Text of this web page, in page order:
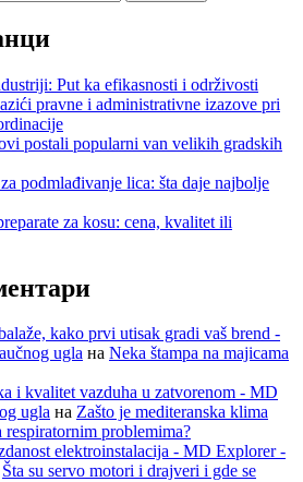
Put ka efikasnosti i održivosti
pravne i administrativne izazove pri
postali popularni van velikih gradskih
podmlađivanje lica: šta daje najbolje
za kosu: cena, kvalitet ili
kako prvi utisak gradi vaš brend -
ugla на Neka štampa na majicama
i kvalitet vazduha u zatvorenom - MD
ugla на Zašto je mediteranska klima
respiratornim problemima?
elektroinstalacija - MD Explorer -
Šta su servo motori i drajveri i gde se